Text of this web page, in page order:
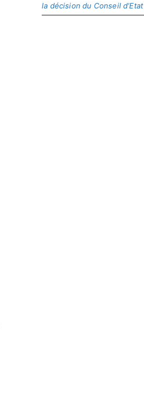
la décision du Conseil d’Etat